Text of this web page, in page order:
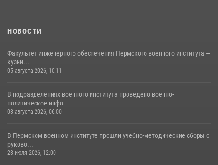
03 августа 2026, 06:00
НОВОСТИ
Факультет инженерного обеспечения Пермского военного института —
кузни...
05 августа 2026, 10:11
В подразделениях военного института проведено военно-
политическое инфо...
03 августа 2026, 06:00
В Пермском военном институте прошли учебно-методические сборы с
руково...
23 июля 2026, 12:00